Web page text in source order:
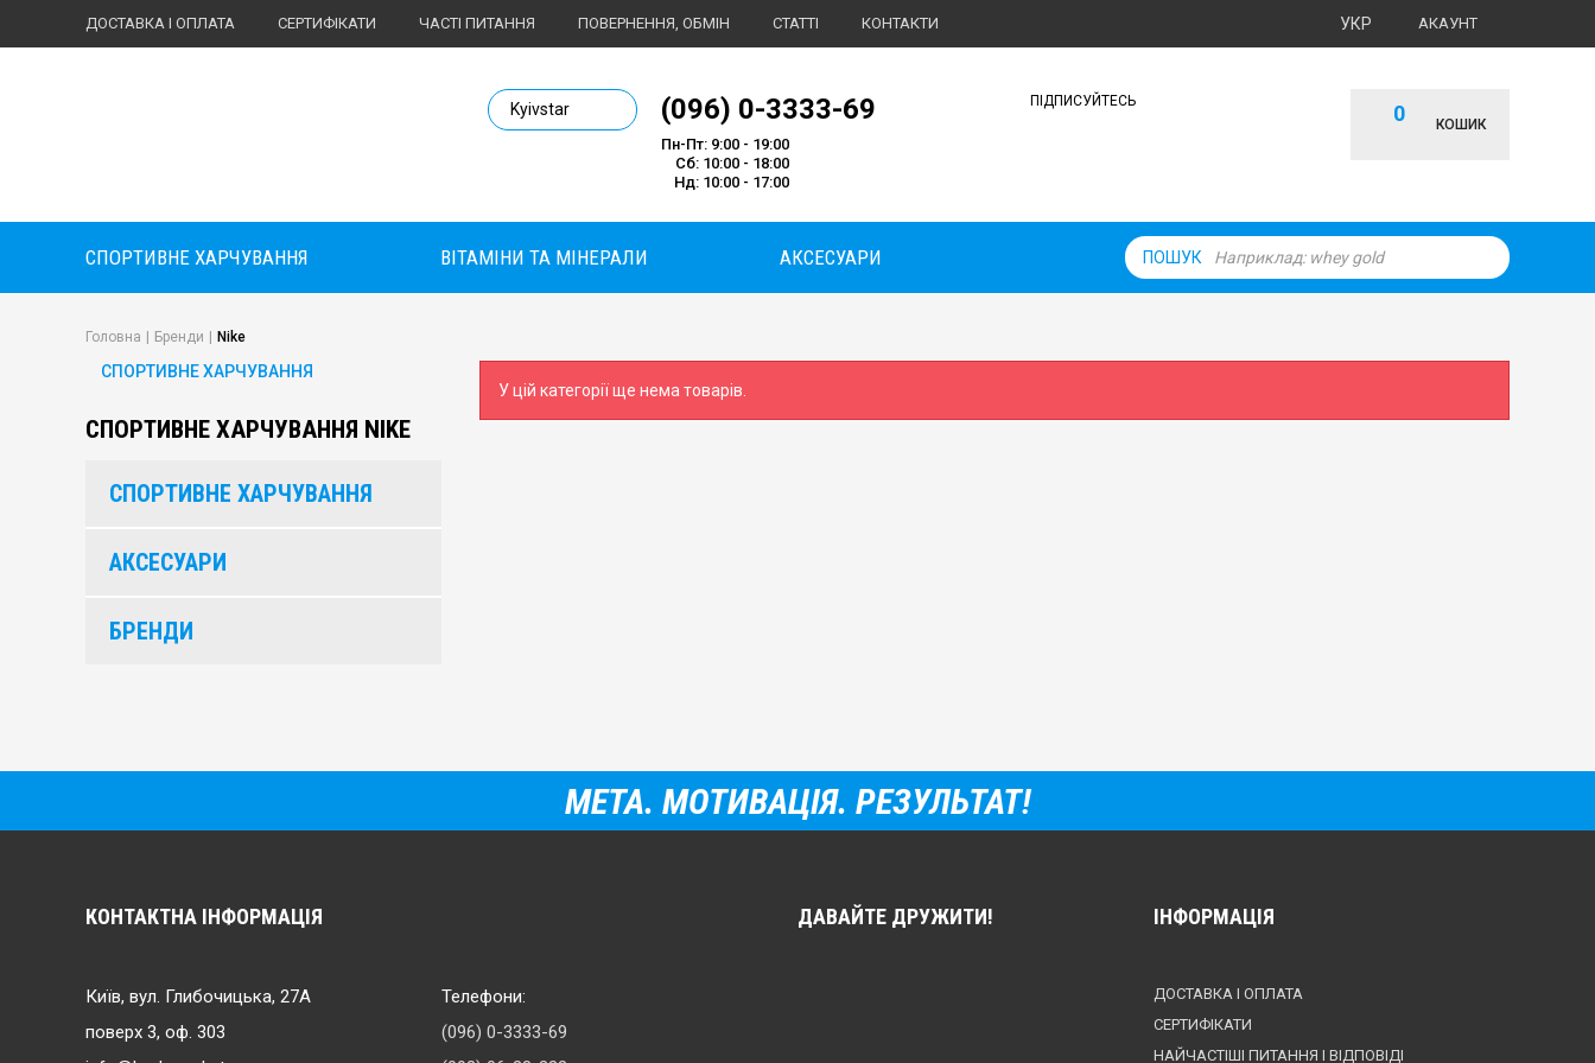
ДОСТАВКА І ОПЛАТА СЕРТИФІКАТИ ЧАСТІ ПИТАННЯ ПОВЕРНЕННЯ, ОБМІН СТАТТІ КОНТАКТИ АКАУНТ
УКР
Body Market №1 магазин спортивного харчування
Kyivstar (096) 0-3333-69
Пн-Пт: 9:00 - 19:00
Сб: 10:00 - 18:00
Нд: 10:00 - 17:00
0 КОШИК
ПІДПИСУЙТЕСЬ
ПОШУК
СПОРТИВНЕ ХАРЧУВАННЯ ВІТАМІНИ ТА МІНЕРАЛИ АКСЕСУАРИ
Головна Бренди Nike
СПОРТИВНЕ ХАРЧУВАННЯ
СПОРТИВНЕ ХАРЧУВАННЯ NIKE
СПОРТИВНЕ ХАРЧУВАННЯ
АКСЕСУАРИ
БРЕНДИ
У цій категорії ще нема товарів.
МЕТА. МОТИВАЦІЯ. РЕЗУЛЬТАТ!
КОНТАКТНА ІНФОРМАЦІЯ
Київ, вул. Глибочицька, 27А
поверх 3, оф. 303
Телефони:
(096) 0-3333-69
ДАВАЙТЕ ДРУЖИТИ! ІНФОРМАЦІЯ
ДОСТАВКА І ОПЛАТА
СЕРТИФІКАТИ
НАЙЧАСТІШІ ПИТАННЯ І ВІДПОВІДІ